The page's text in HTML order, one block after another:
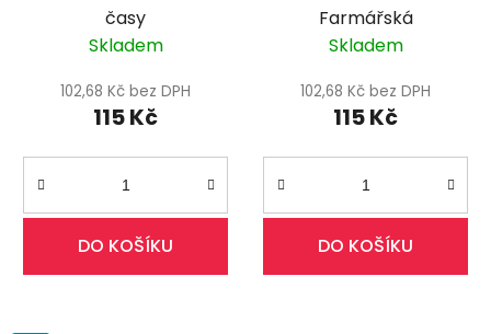
časy
Skladem
102,68 Kč bez DPH
115 Kč
DO KOŠÍKU
Farmářská
Skladem
102,68 Kč bez DPH
115 Kč
DO KOŠÍKU